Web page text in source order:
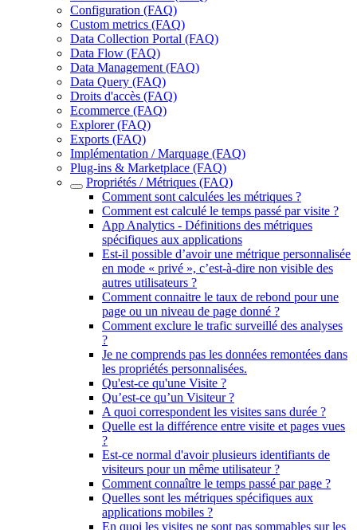
Configuration (FAQ)
Custom metrics (FAQ)
Data Collection Portal (FAQ)
Data Flow (FAQ)
Data Management (FAQ)
Data Query (FAQ)
Droits d'accès (FAQ)
Ecommerce (FAQ)
Explorer (FAQ)
Exports (FAQ)
Implémentation / Marquage (FAQ)
Plug-ins & Marketplace (FAQ)
Propriétés / Métriques (FAQ)
Comment sont calculées les métriques ?
Comment est calculé le temps passé par visite ?
App Analytics - Définitions des métriques
spécifiques aux applications
Est-il possible d’avoir une métrique personnalisée
en mode « privé », c’est-à-dire non visible des
autres utilisateurs ?
Comment connaitre le taux de rebond pour une
page ou un niveau de page donné ?
Comment exclure le trafic surveillé des analyses
?
Je ne comprends pas les données remontées dans
les propriétés personnalisées.
Qu'est-ce qu'une Visite ?
Qu’est-ce qu’un Visiteur ?
A quoi correspondent les visites sans durée ?
Quelle est la différence entre visite et pages vues
?
Est-ce normal d'avoir plusieurs identifiants de
visiteurs pour un même utilisateur ?
Comment connaître le temps passé par page ?
Quelles sont les métriques spécifiques aux
applications mobiles ?
En quoi les visites ne sont pas sommables sur les